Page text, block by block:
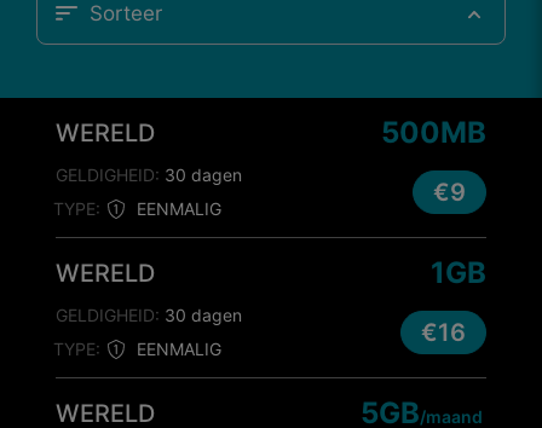
Sorteer
WERELD
TYPE: EENMALIG
500MB
GELDIGHEID: 30 dagen
€9
WERELD
TYPE: EENMALIG
1GB
GELDIGHEID: 30 dagen
€16
WERELD 5GB/maand